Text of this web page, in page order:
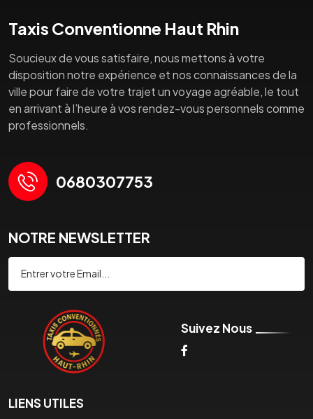
Taxis Conventionne Haut Rhin
Soucieux de vous satisfaire, nous mettons à votre
disposition notre expérience et nos connaissances de la
ville pour faire de votre trajet un voyage agréable, le tout
en arrivant à l’heure à vos rendez-vous personnels comme
professionnels.
0680307753
NOTRE NEWSLETTER
Suivez Nous
LIENS UTILES